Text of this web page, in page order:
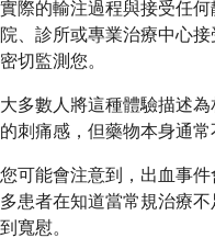
實際的輸注過程與接受任
院、診所或專業治療中心
密切監測您。
大多數人將這種體驗描述
的刺痛感，但藥物本身通
您可能會注意到，出血事
多患者在知道當常規治療
到寬慰。